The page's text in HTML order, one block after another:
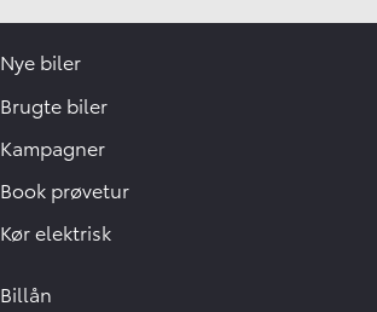
Nye biler
Brugte biler
Kampagner
Book prøvetur
Kør elektrisk
Billån